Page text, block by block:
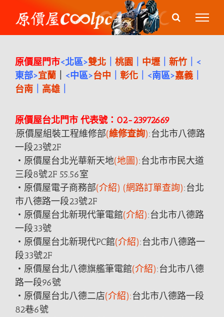
content
原價屋門市<北區>雙北 桃園 中壢 新竹 ｜<
東部>宜蘭 <中區>台中 彰化 ｜<南區>嘉義
台南
高雄
原價屋台北門市 代表號：02-23972669
·原價屋組裝工程維修部(維修查詢):台北市八德路
一段23號2F
‧原價屋台北光華新天地(地圖):台北市市民大道
三段8號2F 55.56室
‧原價屋電子商務部(介紹) (網路訂單查詢):台北
市八德路一段23號2F
‧原價屋台北新現代筆電館(介紹):台北市八德路
一段33號
‧原價屋台北新現代PC館(介紹):台北市八德路一
段33號2F
‧原價屋台北八德旗艦筆電館(介紹):台北市八德
路一段96號
‧原價屋台北八德二店(介紹):台北市八德路一段
82巷6號